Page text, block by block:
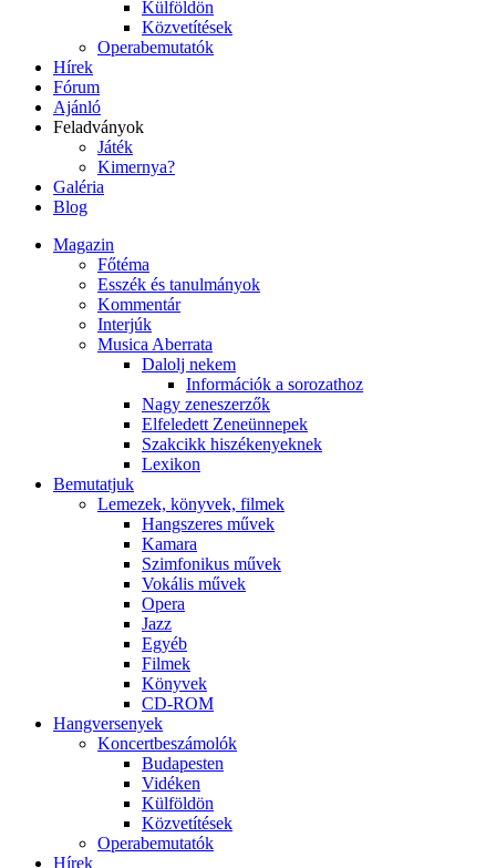
Külföldön
Közvetítések
Operabemutatók
Hírek
Fórum
Ajánló
Feladványok
Játék
Kimernya?
Galéria
Blog
Magazin
Főtéma
Esszék és tanulmányok
Kommentár
Interjúk
Musica Aberrata
Dalolj nekem
Információk a sorozathoz
Nagy zeneszerzők
Elfeledett Zeneünnepek
Szakcikk hiszékenyeknek
Lexikon
Bemutatjuk
Lemezek, könyvek, filmek
Hangszeres művek
Kamara
Szimfonikus művek
Vokális művek
Opera
Jazz
Egyéb
Filmek
Könyvek
CD-ROM
Hangversenyek
Koncertbeszámolók
Budapesten
Vidéken
Külföldön
Közvetítések
Operabemutatók
Hírek